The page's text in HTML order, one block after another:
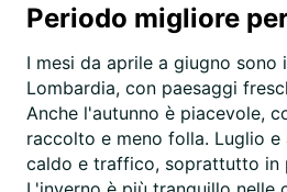
Periodo migliore
I mesi da aprile a giugno sono
Lombardia, con paesaggi
Anche l'autunno è piacevole,
raccolto e meno folla. Luglio
caldo e traffico, soprattutto in